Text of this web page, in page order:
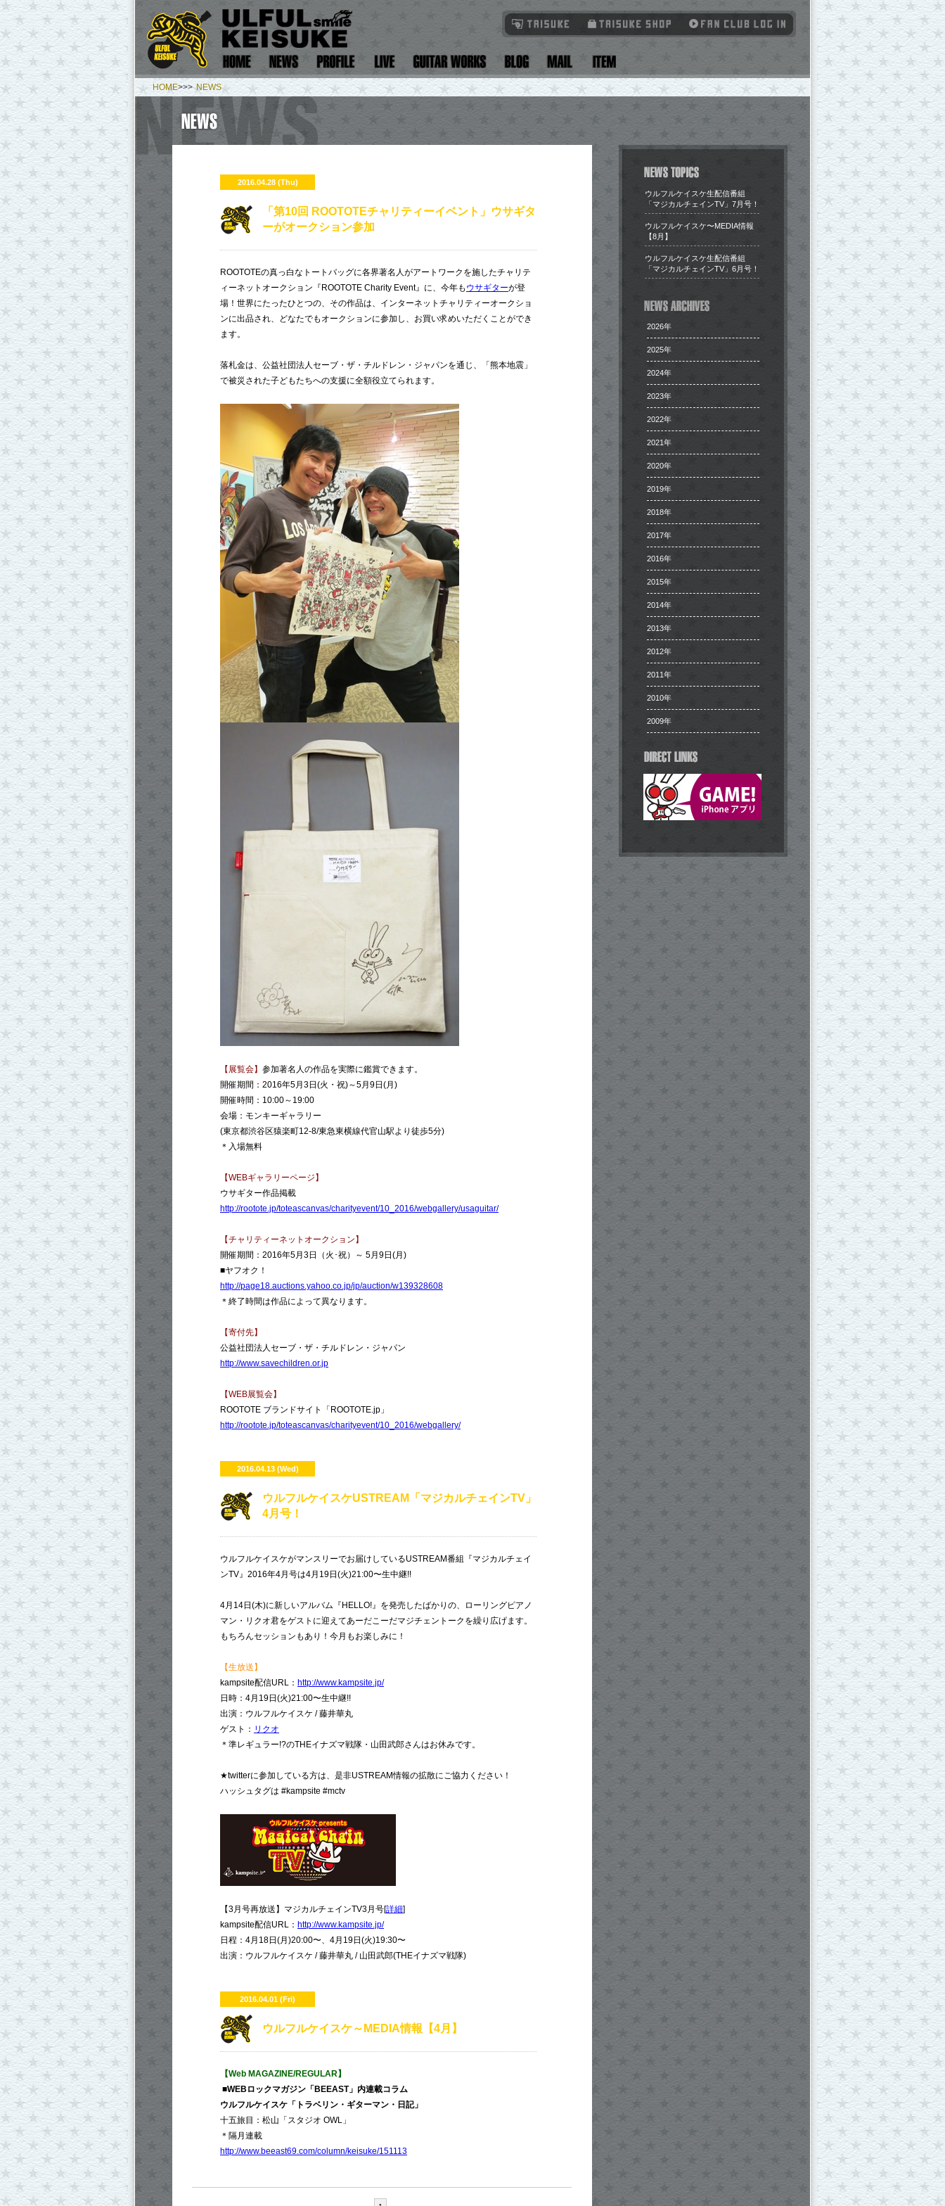
HOME>>> NEWS
2016.04.28 (Thu)
「第10回 ROOTOTEチャリティーイベント」ウサギタ
ーがオークション参加
ROOTOTEの真っ白なトートバッグに各界著名人がアートワークを施したチャリテ
ィーネットオークション『ROOTOTE Charity Event』に、今年も ウサギターが登
場！世界にたったひとつの、その作品は、インターネットチャリティーオークショ
ンに出品され、どなたでもオークションに参加し、お買い求めいただくことができ
ます。
落札金は、公益社団法人セーブ・ザ・チルドレン・ジャパンを通じ、「熊本地震」
で被災された子どもたちへの支援に全額役立てられます。
【展覧会】 参加著名人の作品を実際に鑑賞できます。
開催期間：2016年5月3日(火・祝)～5月9日(月)
開催時間：10:00～19:00
会場：モンキーギャラリー
(東京都渋谷区猿楽町12-8/東急東横線代官山駅より徒歩5分)
＊入場無料
【WEBギャラリーページ】
ウサギター作品掲載
http://rootote.jp/toteascanvas/charityevent/10_2016/webgallery/usaguitar/
【チャリティーネットオークション】
開催期間：2016年5月3日（火･祝）～ 5月9日(月)
■ヤフオク！
http://page18.auctions.yahoo.co.jp/jp/auction/w139328608
＊終了時間は作品によって異なります。
【寄付先】
公益社団法人セーブ・ザ・チルドレン・ジャパン
http://www.savechildren.or.jp
【WEB展覧会】
ROOTOTE ブランドサイト「ROOTOTE.jp」
http://rootote.jp/toteascanvas/charityevent/10_2016/webgallery/
2016.04.13 (Wed)
ウルフルケイスケUSTREAM「マジカルチェインTV」
4月号！
ウルフルケイスケがマンスリーでお届けしているUSTREAM番組『マジカルチェイ
ンTV』2016年4月号は4月19日(火)21:00〜生中継!!
4月14日(木)に新しいアルバム『HELLO!』を発売したばかりの、ローリングピアノ
マン・リクオ君をゲストに迎えてあーだこーだマジチェントークを繰り広げます。
もちろんセッションもあり！今月もお楽しみに！
【生放送】
kampsite配信URL： http://www.kampsite.jp/
日時：4月19日(火)21:00〜生中継!!
出演：ウルフルケイスケ / 藤井華丸
ゲスト： リクオ
＊準レギュラー!?のTHEイナズマ戦隊・山田武郎さんはお休みです。
★twitterに参加している方は、是非USTREAM情報の拡散にご協力ください！
ハッシュタグは #kampsite #mctv
【3月号再放送】マジカルチェインTV3月号[詳細]
kampsite配信URL： http://www.kampsite.jp/
日程：4月18日(月)20:00〜、4月19日(火)19:30〜
出演：ウルフルケイスケ / 藤井華丸 / 山田武郎(THEイナズマ戦隊)
2016.04.01 (Fri)
ウルフルケイスケ～MEDIA情報【4月】
【Web MAGAZINE/REGULAR】
■WEBロックマガジン「BEEAST」内連載コラム
ウルフルケイスケ「トラベリン・ギターマン・日記」
十五旅目：松山「スタジオ OWL」
＊隔月連載
http://www.beeast69.com/column/keisuke/151113
ウルフルケイスケ生配信番組
「マジカルチェインTV」7月号！
​ウルフルケイスケ〜MEDIA情報
【8月】
ウルフルケイスケ生配信番組
「マジカルチェインTV」6月号！
2026年
2025年
2024年
2023年
2022年
2021年
2020年
2019年
2018年
2017年
2016年
2015年
2014年
2013年
2012年
2011年
2010年
2009年